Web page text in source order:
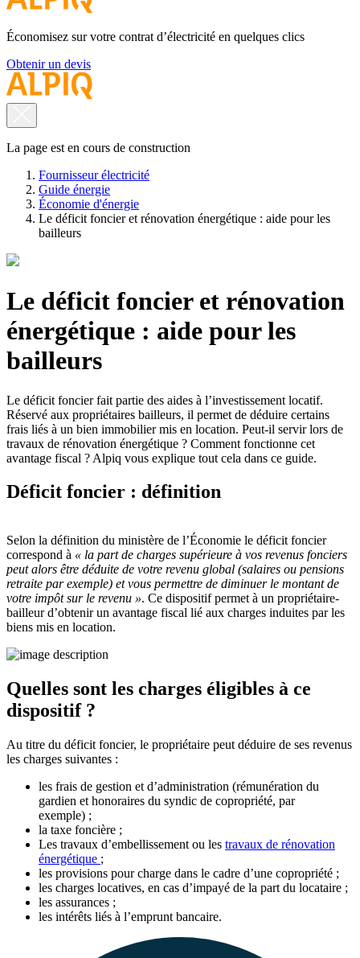
Économisez sur votre contrat d’électricité en quelques clics
Obtenir un devis
La page est en cours de construction
Fournisseur électricité
Guide énergie
Économie d'énergie
Le déficit foncier et rénovation énergétique : aide pour les
bailleurs
Le déficit foncier et rénovation
énergétique : aide pour les
bailleurs
Le déficit foncier fait partie des aides à l’investissement locatif.
Réservé aux propriétaires bailleurs, il permet de déduire certains
frais liés à un bien immobilier mis en location. Peut-il servir lors de
travaux de rénovation énergétique ? Comment fonctionne cet
avantage fiscal ? Alpiq vous explique tout cela dans ce guide.
Déficit foncier : définition
Selon la définition du ministère de l’Économie le déficit foncier
correspond à « la part de charges supérieure à vos revenus fonciers
peut alors être déduite de votre revenu global (salaires ou pensions
retraite par exemple) et vous permettre de diminuer le montant de
votre impôt sur le revenu ». Ce dispositif permet à un propriétaire-
bailleur d’obtenir un avantage fiscal lié aux charges induites par les
biens mis en location.
Quelles sont les charges éligibles à ce
dispositif ?
Au titre du déficit foncier, le propriétaire peut déduire de ses revenus
les charges suivantes :
les frais de gestion et d’administration (rémunération du
gardien et honoraires du syndic de copropriété, par
exemple) ;
la taxe foncière ;
Les travaux d’embellissement ou les travaux de rénovation
énergétique ;
les provisions pour charge dans le cadre d’une copropriété ;
les charges locatives, en cas d’impayé de la part du locataire ;
les assurances ;
les intérêts liés à l’emprunt bancaire.